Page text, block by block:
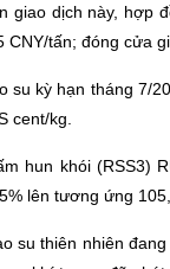
giao dịch này, hợp
CNY/tấn; đóng cửa
su kỳ hạn tháng 7/
cent/kg.
hun khói (RSS3)
lên tương ứng
su thiên nhiên